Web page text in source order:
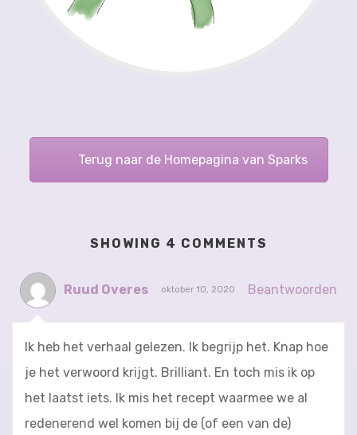
Terug naar de Homepagina van Sparks
SHOWING 4 COMMENTS
Ruud Overes oktober 10, 2020 Beantwoorden
Ik heb het verhaal gelezen. Ik begrijp het. Knap hoe
je het verwoord krijgt. Brilliant. En toch mis ik op
het laatst iets. Ik mis het recept waarmee we al
redenerend wel komen bij de (of een van de)